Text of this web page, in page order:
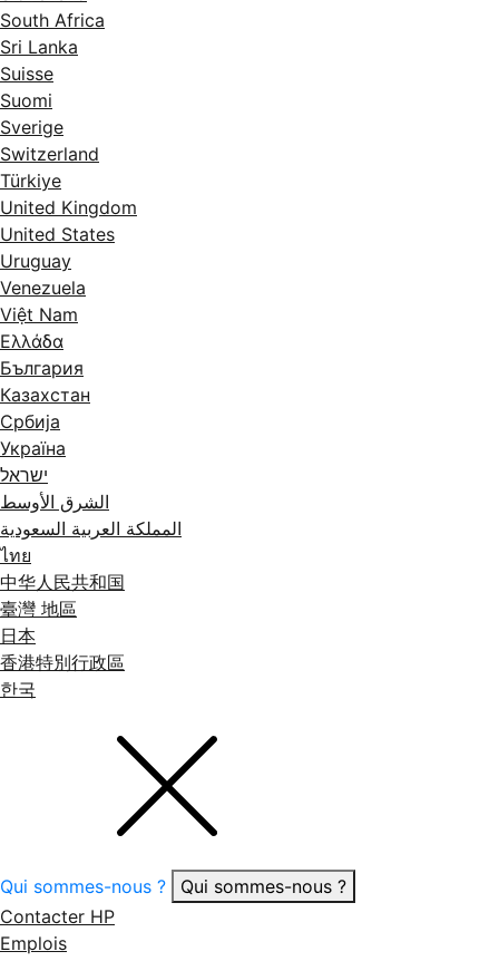
South Africa
Sri Lanka
Suisse
Suomi
Sverige
Switzerland
Türkiye
United Kingdom
United States
Uruguay
Venezuela
Việt Nam
Ελλάδα
България
Казахстан
Србија
Україна
ישראל
الشرق الأوسط
المملكة العربية السعودية
ไทย
中华人民共和国
臺灣 地區
日本
香港特別行政區
한국
Qui sommes-nous ?
Qui sommes-nous ?
Contacter HP
Emplois